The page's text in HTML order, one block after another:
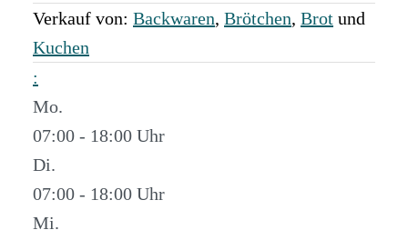
Verkauf von: Backwaren, Brötchen, Brot und
Kuchen
:
Mo.
07:00 - 18:00
Di.
07:00 - 18:00
Mi.